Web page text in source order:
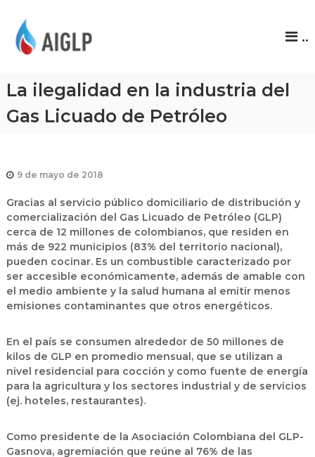
P
..
La ilegalidad en la industria del
Gas Licuado de Petróleo
9 de mayo de 2018
Gracias al servicio público domiciliario de distribución y
comercialización del Gas Licuado de Petróleo (GLP)
cerca de 12 millones de colombianos, que residen en
más de 922 municipios (83% del territorio nacional),
pueden cocinar. Es un combustible caracterizado por
ser accesible económicamente, además de amable con
el medio ambiente y la salud humana al emitir menos
emisiones contaminantes que otros energéticos.
En el país se consumen alrededor de 50 millones de
kilos de GLP en promedio mensual, que se utilizan a
nivel residencial para cocción y como fuente de energía
para la agricultura y los sectores industrial y de servicios
(ej. hoteles, restaurantes).
Como presidente de la Asociación Colombiana del GLP-
Gasnova, agremiación que reúne al 76% de las